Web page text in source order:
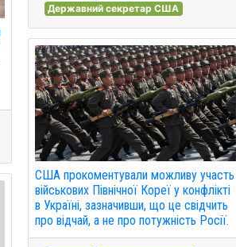
Державний секретар США
США прокоментували можливу участь
військових Північної Кореї у конфлікті
в Україні, зазначивши, що це свідчить
про відчай, а не про потужність Росії.